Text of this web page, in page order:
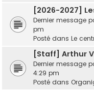
[2026-2027]
Dernier message
pm
Posté dans Le
[Staff] Arthur
Dernier message
4:29 pm
Posté dans